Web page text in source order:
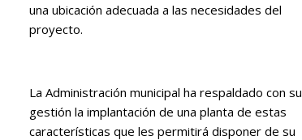
una ubicación adecuada a las necesidades del
proyecto.
La Administración municipal ha respaldado con su
gestión la implantación de una planta de estas
características que les permitirá disponer de su